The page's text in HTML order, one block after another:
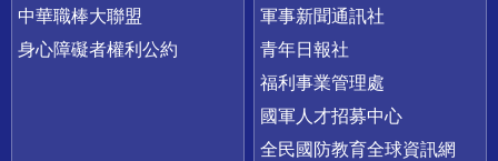
中華職棒大聯盟
身心障礙者權利公約
軍事新聞通訊社
青年日報社
福利事業管理處
國軍人才招募中心
全民國防教育全球資訊網